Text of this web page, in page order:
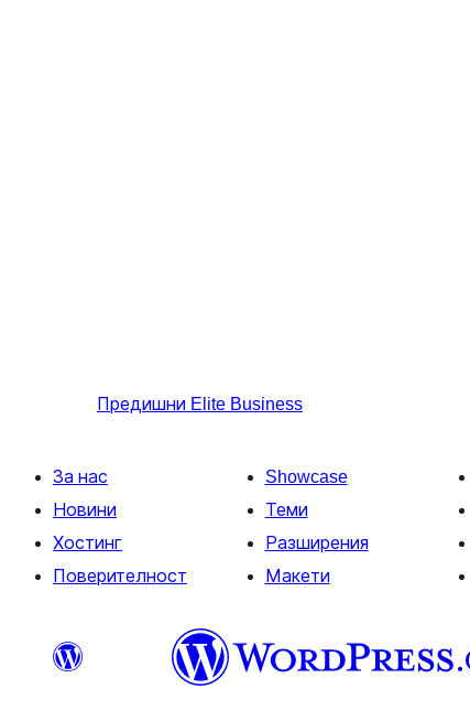
Предишни Elite Business
За нас
Новини
Хостинг
Поверителност
Showcase
Теми
Разширения
Макети